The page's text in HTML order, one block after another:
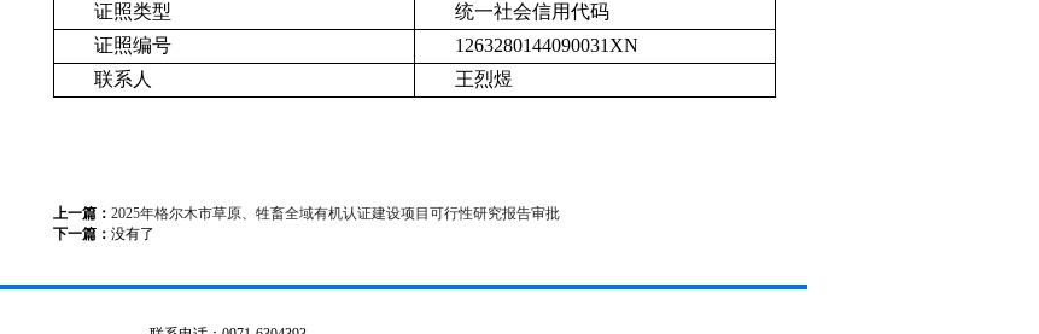
证照类型
统一社会信用代码
证照编号
1263280144090031XN
联系人
王烈煜
上一篇： 2025年格尔木市草原、牲畜全域有机认证建设项目可行性研究报告审批
下一篇： 没有了